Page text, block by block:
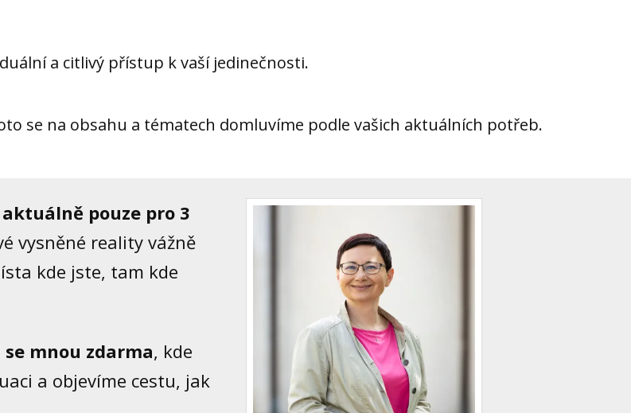
a citlivý přístup k vaší jedinečnosti.
se na obsahu a tématech domluvíme podle vašich aktuálních potřeb.
pouze pro 3
vysněné reality vážně
kde jste, tam kde
mnou zdarma, kde
a objevíme cestu, jak